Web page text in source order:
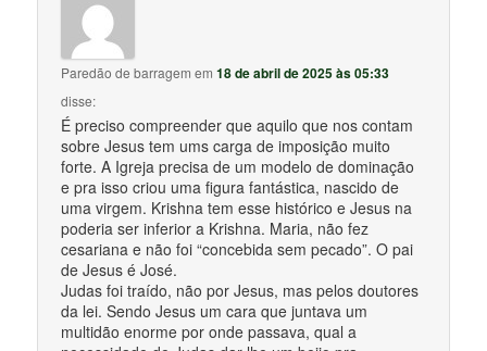
Paredão de barragem em18 de abril de 2025 às 05:33
disse:
É preciso compreender que aquilo que nos contam
sobre Jesus tem ums carga de imposição muito
forte. A Igreja precisa de um modelo de dominação
e pra isso criou uma figura fantástica, nascido de
uma virgem. Krishna tem esse histórico e Jesus na
poderia ser inferior a Krishna. Maria, não fez
cesariana e não foi “concebida sem pecado”. O pai
de Jesus é José.
Judas foi traído, não por Jesus, mas pelos doutores
da lei. Sendo Jesus um cara que juntava um
multidão enorme por onde passava, qual a